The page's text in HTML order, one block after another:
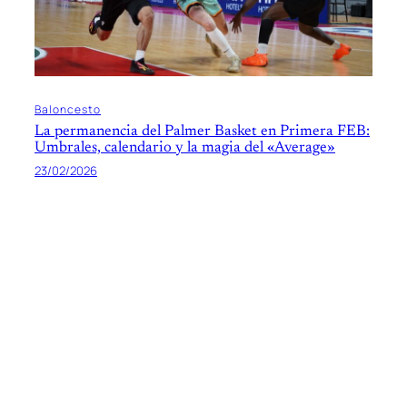
Baloncesto
La permanencia del Palmer Basket en Primera FEB:
Umbrales, calendario y la magia del «Average»
23/02/2026